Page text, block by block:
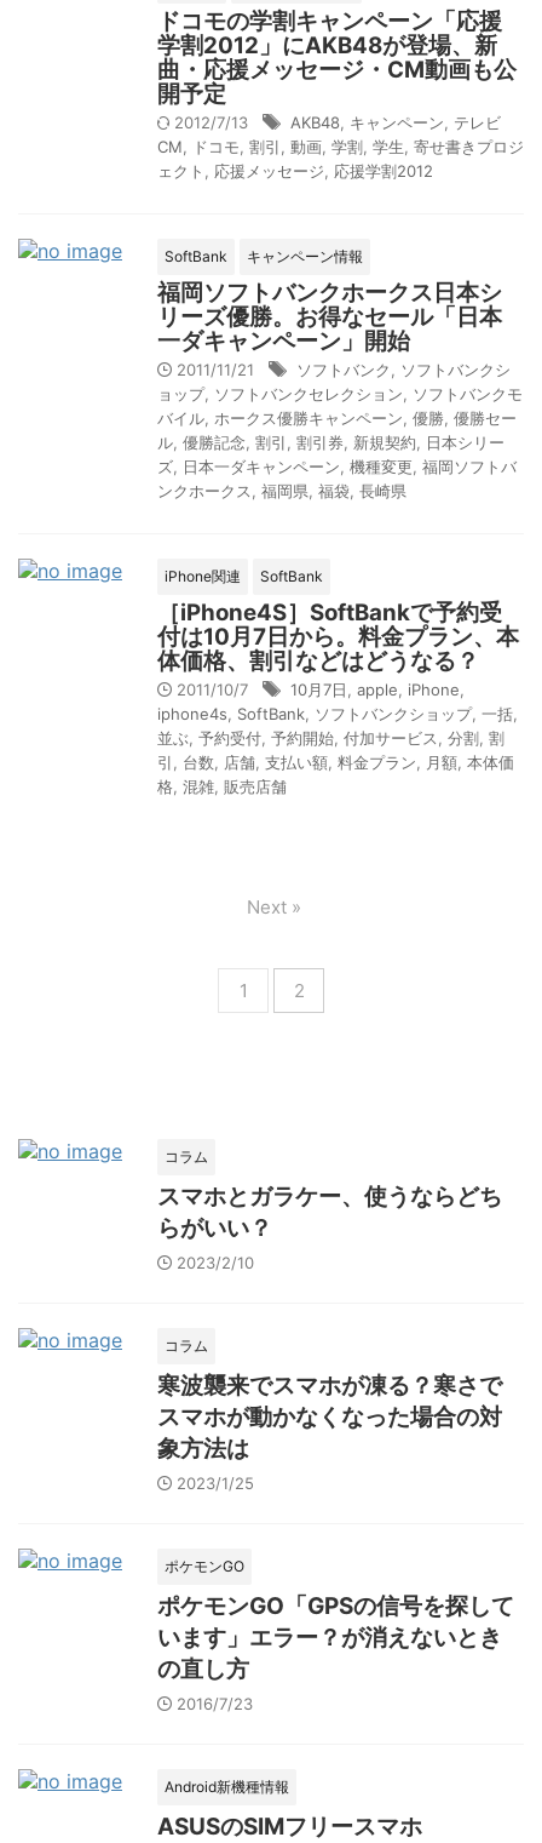
ドコモの学割キャンペーン「応援
学割2012」にAKB48が登場、新
曲・応援メッセージ・CM動画も公
開予定
2012/7/13 AKB48 キャンペーン
テレビ
CM
ドコモ 割引 動画 学割 学生 寄せ書きプロジ
ェクト
応援メッセージ 応援学割2012
SoftBank キャンペーン情報
福岡ソフトバンクホークス日本シ
リーズ優勝。お得なセール「日本
一ダキャンペーン」開始
2011/11/21 ソフトバンク
ソフトバンクシ
ョップ, ソフトバンクセレクション
ソフトバンクモ
バイル ホークス優勝キャンペーン 優勝 優勝セー
ル 優勝記念 割引 割引券 新規契約
日本シリー
ズ
日本一ダキャンペーン 機種変更 福岡ソフトバ
ンクホークス
福岡県 福袋 長崎県
iPhone関連 SoftBank
［iPhone4S］SoftBankで予約受
付は10月7日から。料金プラン、本
体価格、割引などはどうなる？
2011/10/7 10月7日 apple iPhone
iphone4s
SoftBank ソフトバンクショップ, 一括
並ぶ 予約受付 予約開始 付加サービス 分割 割
引
台数 店舗 支払い額 料金プラン 月額 本体価
格 混雑 販売店舗
1 2
Next »
コラム
スマホとガラケー、使うならどち
らがいい？
2023/2/10
コラム
寒波襲来でスマホが凍る？寒さで
スマホが動かなくなった場合の対
象方法は
2023/1/25
ポケモンGO
ポケモンGO「GPSの信号を探して
います」エラー？が消えないとき
の直し方
2016/7/23
Android新機種情報
ASUSのSIMフリースマホ